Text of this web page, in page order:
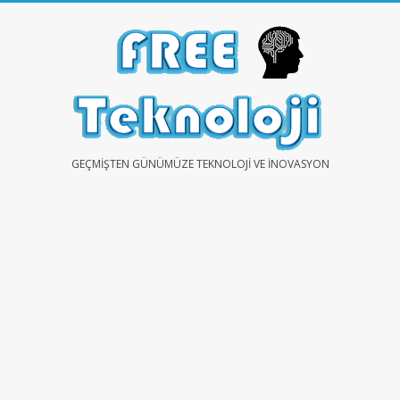
FREEGEÇMIŞTEN GÜNÜMÜZE TEKNOLOJI VE İNOVASYON